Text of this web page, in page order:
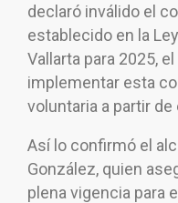
declaró inválido el
establecido en la
Vallarta para 2025,
implementar esta
voluntaria a partir de
Así lo confirmó el
González, quien
plena vigencia para